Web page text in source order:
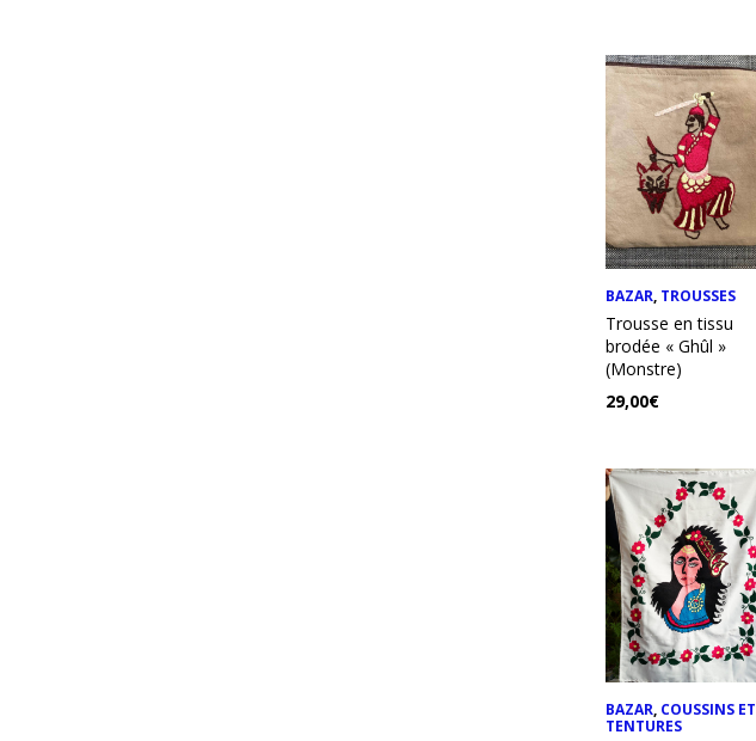
BAZAR, TROUSSES
Trousse en tissu
brodée « Ghûl »
(Monstre)
29,00€
BAZAR, COUSSINS ET
TENTURES